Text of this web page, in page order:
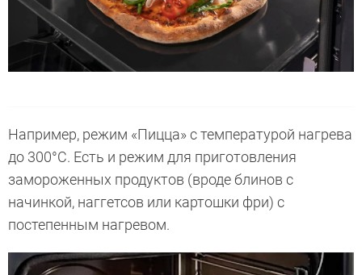
Например, режим «Пицца» с температурой нагрева
до 300°C. Есть и режим для приготовления
замороженных продуктов (вроде блинов с
начинкой, наггетсов или картошки фри) с
постепенным нагревом.